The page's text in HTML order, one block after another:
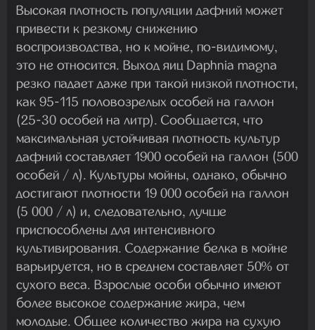
Высокая плотность популяции дафний может
привести к резкому снижению
воспроизводства, но к мойне, по-видимому,
это не относится. Выход яиц Daphnia magna
резко падает даже при такой низкой плотности,
как 95-115 половозрелых особей на галлон
(25-30 особей на литр). Сообщается, что
максимальная устойчивая плотность культур
дафний составляет 1900 особей на галлон (500
особей / л). Культуры мойны, однако, обычно
достигают плотности 19 000 особей на галлон
(5 000 / л) и, следовательно, лучше
приспособлены для интенсивного
культивирования. Содержание белка в мойне
варьируется, но в среднем составляет 50% от
сухого веса. Взрослые особи обычно имеют
более высокое содержание жира, чем
молодые. Общее количество жира на сухую